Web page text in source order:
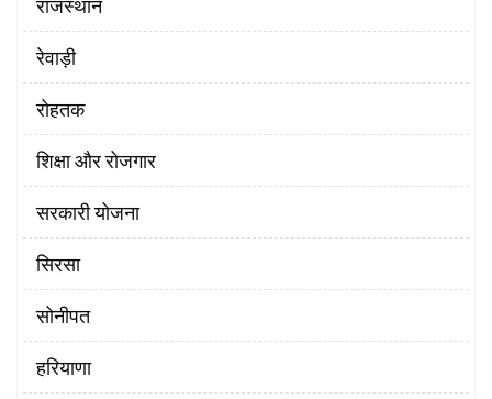
रेवाड़ी
रोहतक
शिक्षा और रोजगार
सरकारी योजना
सिरसा
सोनीपत
हरियाणा